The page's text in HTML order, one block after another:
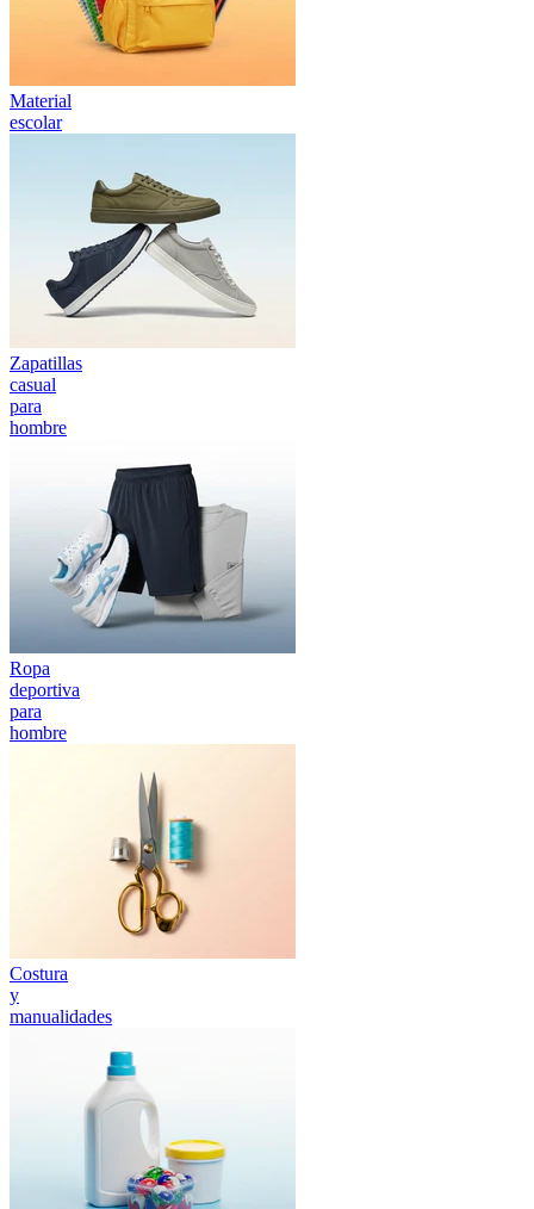
Material
escolar
Zapatillas
casual
para
hombre
Ropa
deportiva
para
hombre
Costura
y
manualidades